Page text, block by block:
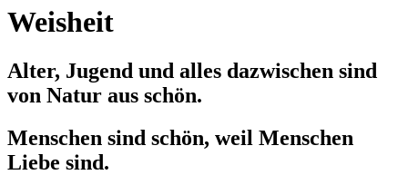
Weisheit
Alter, Jugend und alles dazwischen sind
von Natur aus schön.
Menschen sind schön, weil Menschen
Liebe sind.